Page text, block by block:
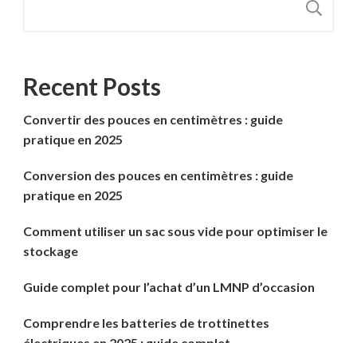
Recent Posts
Convertir des pouces en centimètres : guide
pratique en 2025
Conversion des pouces en centimètres : guide
pratique en 2025
Comment utiliser un sac sous vide pour optimiser le
stockage
Guide complet pour l’achat d’un LMNP d’occasion
Comprendre les batteries de trottinettes